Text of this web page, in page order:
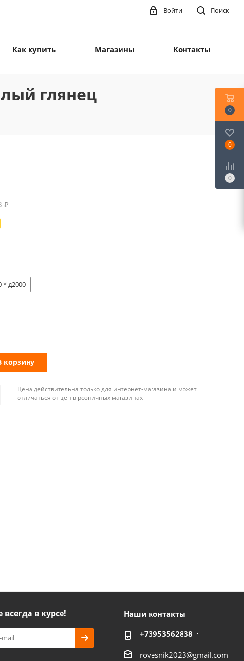
Поиск
Войти
Как купить Магазины Контакты
глянец
₽
* д2000
корзину
Цена действительна только для интернет-магазина и может
отличаться от цен в розничных магазинах
всегда в курсе! Наши контакты
+73953562838
rovesnik2023@gmail.com
0
0
0